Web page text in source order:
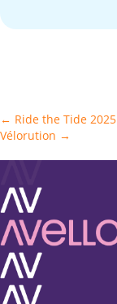
Posts
← Ride the Tide 2025
Vélorution →